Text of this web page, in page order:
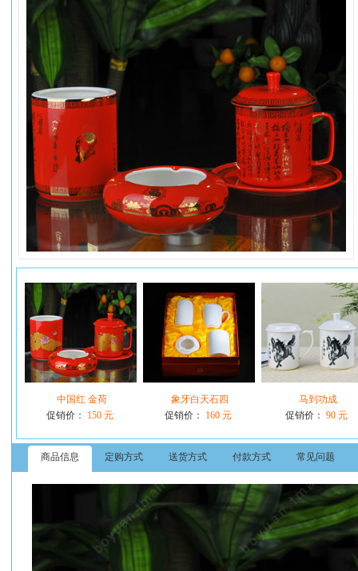
中国红 金荷
促销价：
150 元
象牙白天石四
促销价：
160 元
马到功成
促销价： 90 元
商品信息 定购方式 送货方式 付款方式 常见问题